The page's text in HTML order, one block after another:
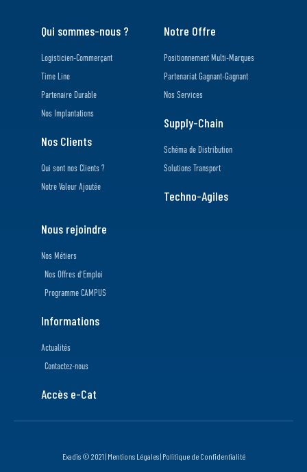
Qui sommes-nous ?
Logisticien-Commerçant
Time Line
Partenaire Durable
Nos Implantations
Nos Clients
Qui sont nos Clients ?
Notre Valeur Ajoutée
Notre Offre
Positionnement Multi-Marques
Partenariat Gagnant-Gagnant
Nos Services
Supply-Chain
Schéma de Distribution
Solutions Transport
Techno-Agiles
Nous rejoindre
Nos Métiers
Nos Offres d'Emploi
Programme CAMPUS
Informations
Actualités
Contactez-nous
Accès e-Cat
Exadis © 2021 | Mentions Légales| Politique de Confidentialité